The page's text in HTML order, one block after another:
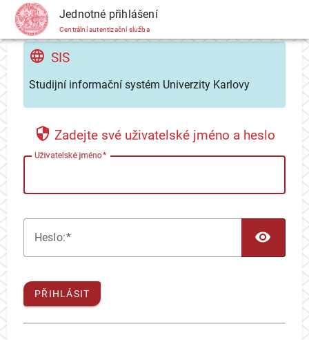
CAS Jednotné přihlášení
Centrální autentizační služba
SIS
Studijní informační systém Univerzity Karlovy
Zadejte své uživatelské jméno a heslo
Uživatelské jméno
Heslo:
PŘIHLÁSIT